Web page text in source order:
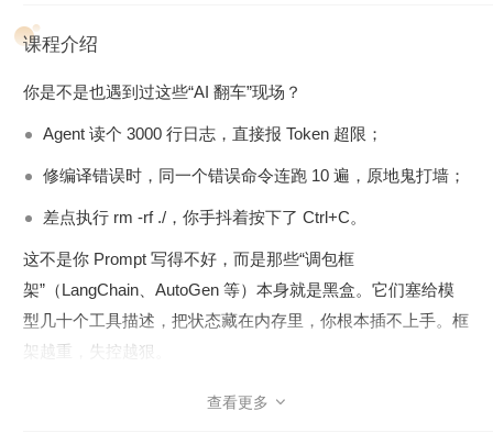
课程介绍
你是不是也遇到过这些“AI 翻车”现场？
Agent 读个 3000 行日志，直接报 Token 超限；
修编译错误时，同一个错误命令连跑 10 遍，原地鬼打墙；
差点执行 rm -rf ./，你手抖着按下了 Ctrl+C。
这不是你 Prompt 写得不好，而是那些“调包框
架”（LangChain、AutoGen 等）本身就是黑盒。它们塞给模
型几十个工具描述，把状态藏在内存里，你根本插不上手。框
架越重，失控越狠。
如今大模型自己就会规划和调用工具了。它们不再需要这些框
查看更多 